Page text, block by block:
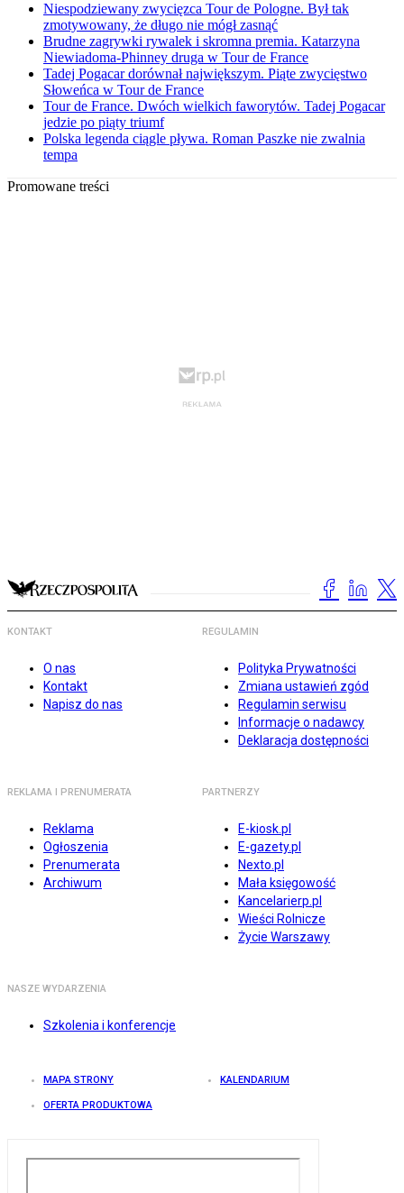
Niespodziewany zwycięzca Tour de Pologne. Był tak
zmotywowany, że długo nie mógł zasnąć
Brudne zagrywki rywalek i skromna premia. Katarzyna
Niewiadoma-Phinney druga w Tour de France
Tadej Pogacar dorównał największym. Piąte zwycięstwo
Słoweńca w Tour de France
Tour de France. Dwóch wielkich faworytów. Tadej Pogacar
jedzie po piąty triumf
Polska legenda ciągle pływa. Roman Paszke nie zwalnia
tempa
Promowane treści
KONTAKT
O nas
Kontakt
Napisz do nas
REGULAMIN
Polityka Prywatności
Zmiana ustawień zgód
Regulamin serwisu
Informacje o nadawcy
Deklaracja dostępności
REKLAMA I PRENUMERATA
Reklama
Ogłoszenia
Prenumerata
Archiwum
PARTNERZY
E-kiosk.pl
E-gazety.pl
Nexto.pl
Mała księgowość
Kancelarierp.pl
Wieści Rolnicze
Życie Warszawy
NASZE WYDARZENIA
Szkolenia i konferencje
MAPA STRONY KALENDARIUM
OFERTA PRODUKTOWA